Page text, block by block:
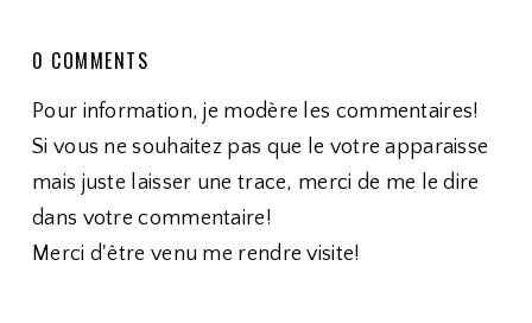
0 COMMENTS
Pour information, je modère les commentaires!
Si vous ne souhaitez pas que le votre apparaisse
mais juste laisser une trace, merci de me le dire
dans votre commentaire!
Merci d'être venu me rendre visite!